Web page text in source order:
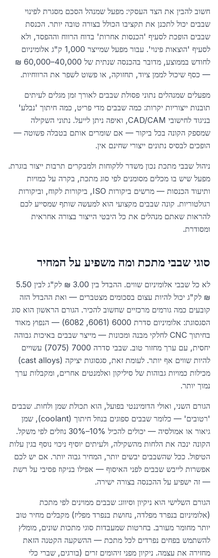
חשוב להבין את הצד העסקי: מפעל שמנהל הסכם מסגרת לפינוי
שבבים יכול לתכנן את תקציבו הכולל בצורה טובה יותר. הכנסת
שבבים הופכת לסעיף 'הכנסות אחרות' בדוח הרווח וההפסד, ולא
לסעיף 'הוצאות פינוי'. עבור מפעל שמייצר 1,000 ק"ג אלומיניום
לחודש בממוצע, מדובר בהכנסה שנתית של 40,000–60,000 ₪
— כסף שיכול לממן ציוד, תחזוקה, או פשוט לשפר את הרווחיות.
מפעלים שמנהלים נתוני פסולת שבבים לאורך זמן מגלים לעיתים
תובנות ייצוריות יקרות: כמה שבבים מדי פריט, כמה חיתוך 'נבלע'
בניגוד לחישובי CAD/CAM, ואיפה ניתן לייעל. נתוני השקילה
שמספק הקונה בכל ביקור — אם שומרים אותם בטבלה פשוטה —
הופכים לבסיס נתונים ייצורי שחינם אין.
ניהול שבבי מתכת נכון משדר ללקוחות ולמבקרים תרבות ייצור בוגרת.
מפעל שיש בו מכלים מסומנים לפי סוג מתכת, בקרה על כמויות
ותיעוד הכנסות — מרשים ביקורות ISO, ביקורות לקוח, וביקורות
רגולטוריות. קונה שבבים מקצועי הוא למעשה שותף שמסייע לכם
להראות שאתם מנהלים את כל היבטי הייצור בצורה אחראית
ומסודרת.
סוגי שבבי מתכת ומה משפיע על המחיר
לא כל שבבי אלומיניום שווים. ההבדל בין 3.00 ₪ לק"ג לבין 5.50
₪ לק"ג יכול להיות עצום בסכומים מצטברים — ואת ההבדל הזה
קובעים כמה גורמים מרכזיים שחשוב להכיר. הגורם הראשון הוא סוג
הסגסוגת: אלומיניום סדרת 6000 (6061, 6082) — הנפוץ מאוד
בחיתוך CNC לחלקי מבנה ומכונות — מייצר שבבים באיכות גבוהה
יחסית, עם ערך מחזור טוב. שבבי סדרה 7000 (7075) עשויים
להיות שווים אף יותר. לעומת זאת, סגסוגות יציקה (cast alloys)
מכילות כמויות גבוהות של סיליקון ואלמנטים אחרים, ומקבלות ערך
נמוך יותר.
הגורם השני, ואולי הדומיננטי בפועל, הוא תכולת שמן ולחות. שבבים
'רטובים' — כלומר שבבים ספוגים בנוזל חיתוך (coolant), שמן
גיאור או אמולסיה — יכולים להכיל 10%–30% נוזלים לפי משקל.
הקונה ינכה את הלחות מהשקילה, ולעיתים יוסיף ניכוי נוסף בגין עלות
הטיפול. ככל שהשבבים יבשים יותר, המחיר גבוה יותר. אם יש לכם
אפשרות לייבש שבבים לפני האיסוף — אפילו בניקוז פסיבי על רשת
— זה ישפיע על ההכנסה בצורה ישירה.
הגורם השלישי הוא ניקיון וסיווג: שבבים ממוינים לפי מתכת
(אלומיניום בנפרד מפלדה, נחושת בנפרד מפליז) מקבלים מחיר טוב
יותר מחומר מעורב. בחרטות שמעבדות סוגי מתכות שונים, מומלץ
להשתמש בפחים נפרדים לכל מתכת — ההשקעה הקטנה הזאת
מחזירה את עצמה. ניקיון מפני זיהומים זרים (בורגים, שברי כלי